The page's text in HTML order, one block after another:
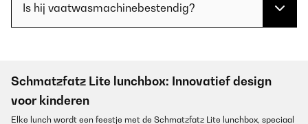
Is hij vaatwasmachinebestendig?
Schmatzfatz Lite lunchbox: Innovatief design
voor kinderen
Elke lunch wordt een feestje met de Schmatzfatz Lite lunchbox, speciaal